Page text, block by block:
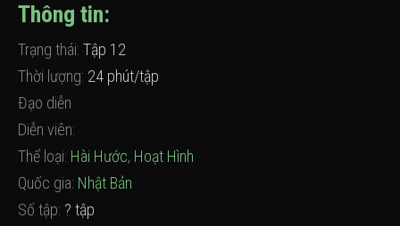
Thông tin:
Trạng thái: Tập 12
Thời lượng: 24 phút/tập
Đạo diễn
Diễn viên:
Thể loại: Hài Hước, Hoạt Hình
Quốc gia: Nhật Bản
Số tập: ? tập